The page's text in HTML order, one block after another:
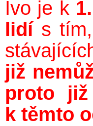
Ivo je k
lidís tím,
již
proto již
k těmto